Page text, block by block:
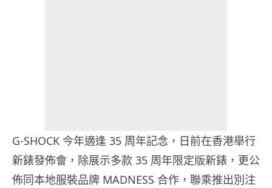
G-SHOCK 今年適逢 35 周年記念，日前在香港舉行
新錶發佈會，除展示多款 35 周年限定版新錶，更公
佈同本地服裝品牌 MADNESS 合作，聯乘推出別注